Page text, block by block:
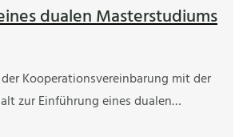
dualen Masterstudiums
Kooperationsvereinbarung mit der
zur Einführung eines dualen…